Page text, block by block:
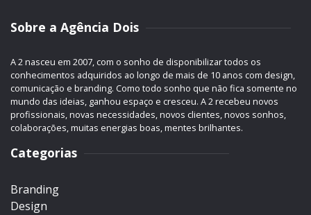
Sobre a Agência Dois
A 2 nasceu em 2007, com o sonho de disponibilizar todos os
conhecimentos adquiridos ao longo de mais de 10 anos com design,
comunicação e branding. Como todo sonho que não fica somente no
mundo das ideias, ganhou espaço e cresceu. A 2 recebeu novos
profissionais, novas necessidades, novos clientes, novos sonhos,
colaborações, muitas energias boas, mentes brilhantes.
Categorias
Branding
Design